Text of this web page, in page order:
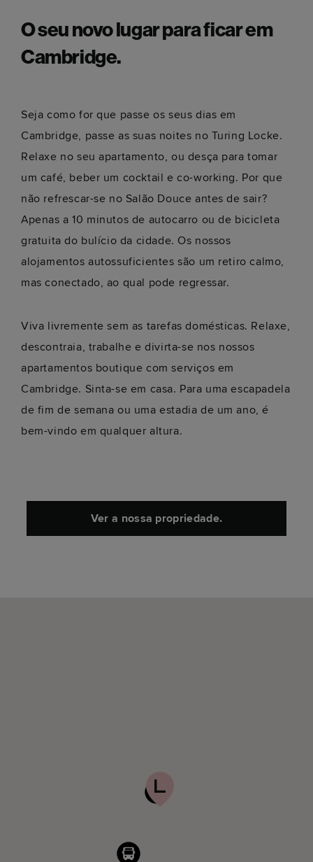
O seu novo lugar para ficar em
Cambridge.
Seja como for que passe os seus dias em
Cambridge, passe as suas noites no Turing Locke.
Relaxe no seu apartamento, ou desça para tomar
um café, beber um cocktail e co-working. Por que
não refrescar-se no Salão Douce antes de sair?
Apenas a 10 minutos de autocarro ou de bicicleta
gratuita do bulício da cidade. Os nossos
alojamentos autossuficientes são um retiro calmo,
mas conectado, ao qual pode regressar.
Viva livremente sem as tarefas domésticas. Relaxe,
descontraia, trabalhe e divirta-se nos nossos
apartamentos boutique com serviços em
Cambridge. Sinta-se em casa. Para uma escapadela
de fim de semana ou uma estadia de um ano, é
bem-vindo em qualquer altura.
Ver a nossa propriedade.